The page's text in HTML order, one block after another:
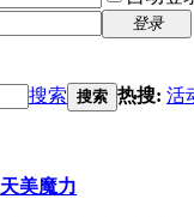
登录
搜索 搜索 热搜: 活
天美魔力